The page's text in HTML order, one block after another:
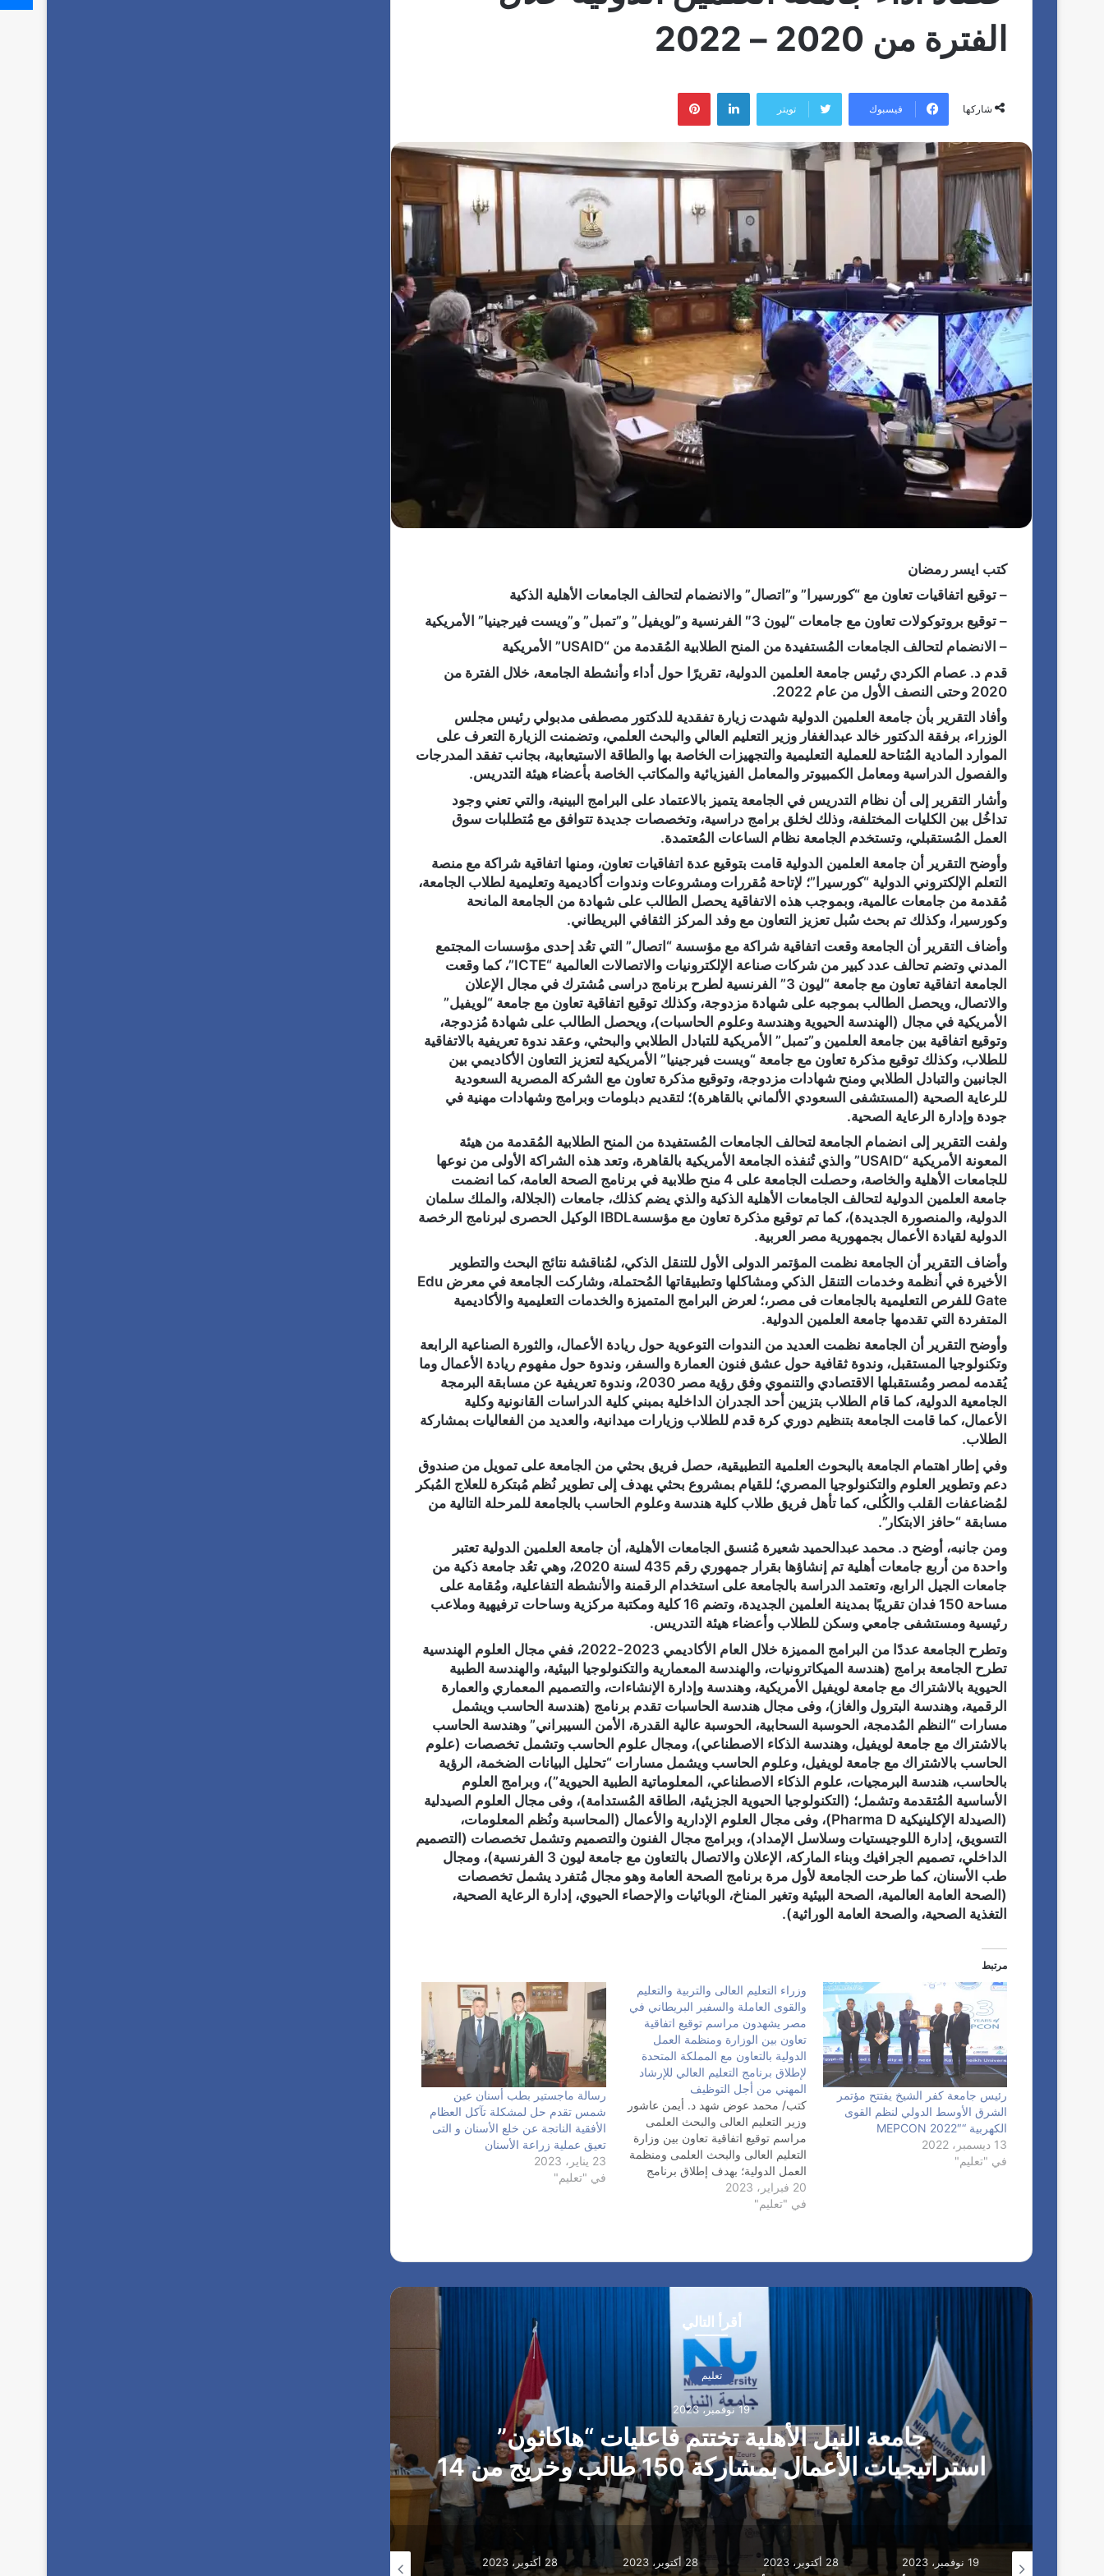
الفترة من 2020 – 2022
شاركها فيسبوك تويتر
لينكدإن
كتب ايسر رمضان
– توقيع اتفاقيات تعاون مع “كورسيرا” و”اتصال” والانضمام لتحالف الجامعات الأهلية الذكية
– توقيع بروتوكولات تعاون مع جامعات “ليون 3″ الفرنسية و”لويفيل” و”تمبل” و”ويست فيرجينيا” الأمريكية
– الانضمام لتحالف الجامعات المُستفيدة من المنح الطلابية المُقدمة من “USAID” الأمريكية
قدم د. عصام الكردي رئيس جامعة العلمين الدولية، تقريرًا حول أداء وأنشطة الجامعة، خلال الفترة من
2020 وحتى النصف الأول من عام 2022.
وأفاد التقرير بأن جامعة العلمين الدولية شهدت زيارة تفقدية للدكتور مصطفى مدبولي رئيس مجلس
الوزراء، برفقة الدكتور خالد عبدالغفار وزير التعليم العالي والبحث العلمي، وتضمنت الزيارة التعرف على
الموارد المادية المُتاحة للعملية التعليمية والتجهيزات الخاصة بها والطاقة الاستيعابية، بجانب تفقد المدرجات
والفصول الدراسية ومعامل الكمبيوتر والمعامل الفيزيائية والمكاتب الخاصة بأعضاء هيئة التدريس.
وأشار التقرير إلى أن نظام التدريس في الجامعة يتميز بالاعتماد على البرامج البينية، والتي تعني وجود
تداخُل بين الكليات المختلفة، وذلك لخلق برامج دراسية، وتخصصات جديدة تتوافق مع مُتطلبات سوق
العمل المُستقبلي، وتستخدم الجامعة نظام الساعات المُعتمدة.
وأوضح التقرير أن جامعة العلمين الدولية قامت بتوقيع عدة اتفاقيات تعاون، ومنها اتفاقية شراكة مع منصة
التعلم الإلكتروني الدولية “كورسيرا”؛ لإتاحة مُقررات ومشروعات وندوات أكاديمية وتعليمية لطلاب الجامعة،
مُقدمة من جامعات عالمية، وبموجب هذه الاتفاقية يحصل الطالب على شهادة من الجامعة المانحة
وكورسيرا، وكذلك تم بحث سُبل تعزيز التعاون مع وفد المركز الثقافي البريطاني.
وأضاف التقرير أن الجامعة وقعت اتفاقية شراكة مع مؤسسة “اتصال” التي تعُد إحدى مؤسسات المجتمع
المدني وتضم تحالف عدد كبير من شركات صناعة الإلكترونيات والاتصالات العالمية “ICTE”، كما وقعت
الجامعة اتفاقية تعاون مع جامعة “ليون 3” الفرنسية لطرح برنامج دراسى مُشترك في مجال الإعلان
والاتصال، ويحصل الطالب بموجبه على شهادة مزدوجة، وكذلك توقيع اتفاقية تعاون مع جامعة “لويفيل”
الأمريكية في مجال (الهندسة الحيوية وهندسة وعلوم الحاسبات)، ويحصل الطالب على شهادة مُزدوجة،
وتوقيع اتفاقية بين جامعة العلمين و”تمبل” الأمريكية للتبادل الطلابي والبحثي، وعقد ندوة تعريفية بالاتفاقية
للطلاب، وكذلك توقيع مذكرة تعاون مع جامعة “ويست فيرجينيا” الأمريكية لتعزيز التعاون الأكاديمي بين
الجانبين والتبادل الطلابي ومنح شهادات مزدوجة، وتوقيع مذكرة تعاون مع الشركة المصرية السعودية
للرعاية الصحية (المستشفى السعودي الألماني بالقاهرة)؛ لتقديم دبلومات وبرامج وشهادات مهنية في
جودة وإدارة الرعاية الصحية.
ولفت التقرير إلى انضمام الجامعة لتحالف الجامعات المُستفيدة من المنح الطلابية المُقدمة من هيئة
المعونة الأمريكية “USAID” والذي تُنفذه الجامعة الأمريكية بالقاهرة، وتعد هذه الشراكة الأولى من نوعها
للجامعات الأهلية والخاصة، وحصلت الجامعة على 4 منح طلابية في برنامج الصحة العامة، كما انضمت
جامعة العلمين الدولية لتحالف الجامعات الأهلية الذكية والذي يضم كذلك، جامعات (الجلالة، والملك سلمان
الدولية، والمنصورة الجديدة)، كما تم توقيع مذكرة تعاون مع مؤسسةIBDL الوكيل الحصرى لبرنامج الرخصة
الدولية لقيادة الأعمال بجمهورية مصر العربية.
وأضاف التقرير أن الجامعة نظمت المؤتمر الدولى الأول للتنقل الذكي، لمُناقشة نتائج البحث والتطوير
الأخيرة في أنظمة وخدمات التنقل الذكي ومشاكلها وتطبيقاتها المُحتملة، وشاركت الجامعة في معرض Edu
Gate للفرص التعليمية بالجامعات فى مصر،؛ لعرض البرامج المتميزة والخدمات التعليمية والأكاديمية
المتفردة التي تقدمها جامعة العلمين الدولية.
وأوضح التقرير أن الجامعة نظمت العديد من الندوات التوعوية حول ريادة الأعمال، والثورة الصناعية الرابعة
وتكنولوجيا المستقبل، وندوة ثقافية حول عشق فنون العمارة والسفر، وندوة حول مفهوم ريادة الأعمال وما
يُقدمه لمصر ومُستقبلها الاقتصادي والتنموي وفق رؤية مصر 2030، وندوة تعريفية عن مسابقة البرمجة
الجامعية الدولية، كما قام الطلاب بتزيين أحد الجدران الداخلية بمبني كلية الدراسات القانونية وكلية
الأعمال، كما قامت الجامعة بتنظيم دوري كرة قدم للطلاب وزيارات ميدانية، والعديد من الفعاليات بمشاركة
الطلاب.
وفي إطار اهتمام الجامعة بالبحوث العلمية التطبيقية، حصل فريق بحثي من الجامعة على تمويل من صندوق
دعم وتطوير العلوم والتكنولوجيا المصري؛ للقيام بمشروع بحثي يهدف إلى تطوير نُظم مُبتكرة للعلاج المُبكر
لمُضاعفات القلب والكُلى، كما تأهل فريق طلاب كلية هندسة وعلوم الحاسب بالجامعة للمرحلة التالية من
مسابقة “حافز الابتكار”.
ومن جانبه، أوضح د. محمد عبدالحميد شعيرة مُنسق الجامعات الأهلية، أن جامعة العلمين الدولية تعتبر
واحدة من أربع جامعات أهلية تم إنشاؤها بقرار جمهوري رقم 435 لسنة 2020، وهي تعُد جامعة ذكية من
جامعات الجيل الرابع، وتعتمد الدراسة بالجامعة على استخدام الرقمنة والأنشطة التفاعلية، ومُقامة على
مساحة 150 فدان تقريبًا بمدينة العلمين الجديدة، وتضم 16 كلية ومكتبة مركزية وساحات ترفيهية وملاعب
رئيسية ومستشفى جامعي وسكن للطلاب وأعضاء هيئة التدريس.
وتطرح الجامعة عددًا من البرامج المميزة خلال العام الأكاديمي 2023-2022، ففي مجال العلوم الهندسية
تطرح الجامعة برامج (هندسة الميكاترونيات، والهندسة المعمارية والتكنولوجيا البيئية، والهندسة الطبية
الحيوية بالاشتراك مع جامعة لويفيل الأمريكية، وهندسة وإدارة الإنشاءات، والتصميم المعماري والعمارة
الرقمية، وهندسة البترول والغاز)، وفى مجال هندسة الحاسبات تقدم برنامج (هندسة الحاسب ويشمل
مسارات “النظم المُدمجة، الحوسبة السحابية، الحوسبة عالية القدرة، الأمن السيبراني” وهندسة الحاسب
بالاشتراك مع جامعة لويفيل، وهندسة الذكاء الاصطناعي)، ومجال علوم الحاسب وتشمل تخصصات (علوم
الحاسب بالاشتراك مع جامعة لويفيل، وعلوم الحاسب ويشمل مسارات “تحليل البيانات الضخمة، الرؤية
بالحاسب، هندسة البرمجيات، علوم الذكاء الاصطناعي، المعلوماتية الطبية الحيوية”)، وبرامج العلوم
الأساسية المُتقدمة وتشمل؛ (التكنولوجيا الحيوية الجزيئية، الطاقة المُستدامة)، وفى مجال العلوم الصيدلية
(الصيدلة الإكلينيكية Pharma D)، وفى مجال العلوم الإدارية والأعمال (المحاسبة ونُظم المعلومات،
التسويق، إدارة اللوجيستيات وسلاسل الإمداد)، وبرامج مجال الفنون والتصميم وتشمل تخصصات (التصميم
الداخلي، تصميم الجرافيك وبناء الماركة، الإعلان والاتصال بالتعاون مع جامعة ليون 3 الفرنسية)، ومجال
طب الأسنان، كما طرحت الجامعة لأول مرة برنامج الصحة العامة وهو مجال مُتفرد يشمل تخصصات
(الصحة العامة العالمية، الصحة البيئية وتغير المناخ، الوبائيات والإحصاء الحيوي، إدارة الرعاية الصحية،
التغذية الصحية، والصحة العامة الوراثية).
مرتبط
رئيس جامعة كفر الشيخ يفتتح مؤتمر
الشرق الأوسط الدولي لنظم القوى
الكهربية “MEPCON 2022″
13 ديسمبر، 2022
في "تعليم"
وزراء التعليم العالى والتربية والتعليم
والقوى العاملة والسفير البريطاني في
مصر يشهدون مراسم توقيع اتفاقية
تعاون بين الوزارة ومنظمة العمل
الدولية بالتعاون مع المملكة المتحدة
لإطلاق برنامج التعليم العالي للإرشاد
المهني من أجل التوظيف
كتب/ محمد عوض شهد د. أيمن عاشور
وزير التعليم العالى والبحث العلمى
مراسم توقيع اتفاقية تعاون بين وزارة
التعليم العالى والبحث العلمى ومنظمة
العمل الدولية؛ بهدف إطلاق برنامج
التعليم العالي للإرشاد المهني من أجل
التوظيف بالتعاون مع منظمة العمل
20 فبراير، 2023
في "تعليم"
رسالة ماجستير بطب أسنان عين
شمس تقدم حل لمشكلة تآكل العظام
الأفقية الناتجة عن خلع الأسنان و التى
تعيق عملية زراعة الأسنان
23 يناير، 2023
في "تعليم"
أقرأ التالي
تعليم
19 نوفمبر، 2023
جامعة النيل الأهلية تختتم فاعليات “هاكاثون”
استراتيجيات الأعمال بمشاركة 150 طالب وخريج من 14
جامعة مصرية
19 نوفمبر، 2023 28 أكتوبر، 2023 28 أكتوبر، 2023 28 أكتوبر، 2023